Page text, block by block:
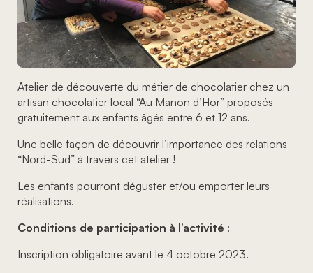
Atelier de découverte du métier de chocolatier chez un
artisan chocolatier local “Au Manon d’Hor” proposés
gratuitement aux enfants âgés entre 6 et 12 ans.
Une belle façon de découvrir l’importance des relations
“Nord-Sud” à travers cet atelier !
Les enfants pourront déguster et/ou emporter leurs
réalisations.
Conditions de participation à l’activité :
Inscription obligatoire avant le 4 octobre 2023.